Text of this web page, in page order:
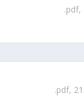
.pdf,
.pdf,